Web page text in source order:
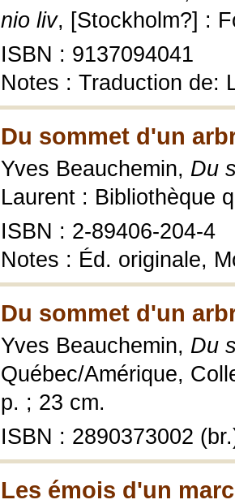
nio liv, [Stockholm?] :
ISBN : 9137094041
Notes : Traduction de:
Du sommet d'un
Yves Beauchemin, Du
Laurent : Bibliothèque
ISBN : 2-89406-204-4
Notes : Éd. originale,
Du sommet d'un
Yves Beauchemin, Du
Québec/Amérique,
p. ; 23 cm.
ISBN : 2890373002
Les émois d'un